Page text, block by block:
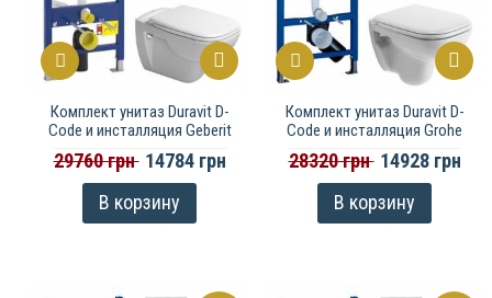
Комплект унитаз Duravit D-
Code и инсталляция Geberit
29760 грн 14784 грн
В корзину
Комплект унитаз Duravit D-
Code и инсталляция Grohe
28320 грн 14928 грн
В корзину